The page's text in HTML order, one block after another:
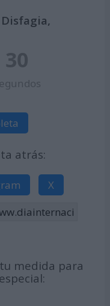
29
atrás:
X
medida para